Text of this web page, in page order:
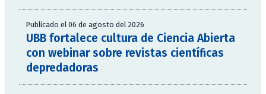
Publicado el 06 de agosto del 2026
UBB fortalece cultura de Ciencia Abierta
con webinar sobre revistas científicas
depredadoras